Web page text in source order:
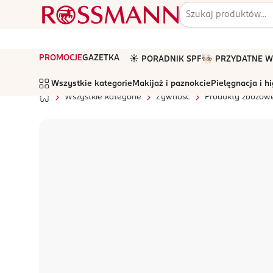
PROMOCJEGAZETKA ☀️ PORADNIK SPF🧑🏻‍🍳 PRZYDATNE
Wszystkie kategorie Makijaż i paznokcie Pielęgnacja i
Wszystkie kategorie
Żywność Produkty